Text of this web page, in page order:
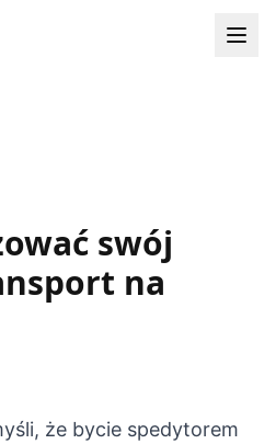
swój
na
że bycie spedytorem